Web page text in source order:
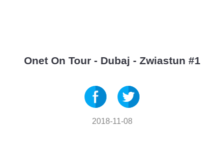
Onet On Tour - Dubaj - Zwiastun #1
2018-11-08